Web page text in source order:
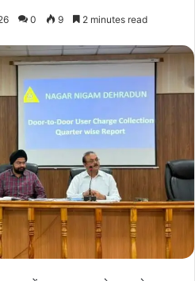
0 9 2 minutes read